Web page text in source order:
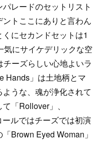
レードのセットリスト
トここにありと言わん
にセカンドセットは1
にサイケデリックな空
ーズらしい心地よいラ
Hands」は土地柄とマ
うな、魂が浄化されて
「Rollover」、
ールではチーズでは初演
Brown Eyed Woman」